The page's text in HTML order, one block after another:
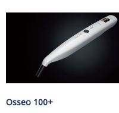
Osseo 100+